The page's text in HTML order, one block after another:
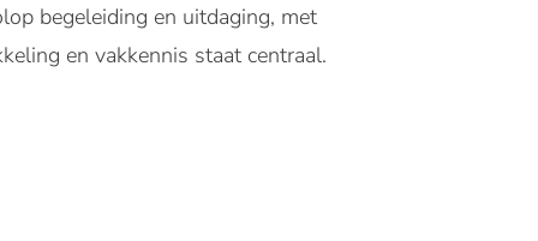
begeleiding en uitdaging, met
en vakkennis staat centraal.